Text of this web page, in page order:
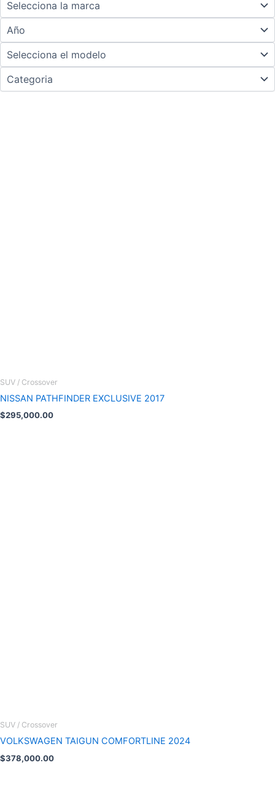
SUV / Crossover
NISSAN PATHFINDER EXCLUSIVE 2017
$295,000.00
SUV / Crossover
VOLKSWAGEN TAIGUN COMFORTLINE 2024
$378,000.00